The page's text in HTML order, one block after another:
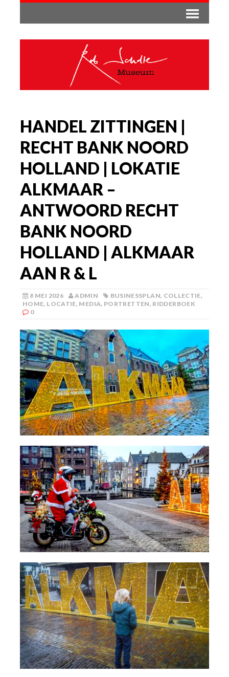
HANDEL ZITTINGEN |
RECHT BANK NOORD
HOLLAND | LOKATIE
ALKMAAR –
ANTWOORD RECHT
BANK NOORD
HOLLAND | ALKMAAR
AAN R & L
8 MEI 2026 ADMIN BUSINESSPLAN, COLLECTIE,
HOME, LOCATIE, MEDIA, PORTRETTEN, RIDDERBOEK
0